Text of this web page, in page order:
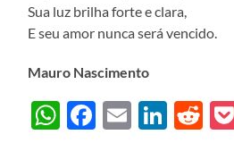
Sua luz brilha forte e clara,
E seu amor nunca será vencido.
Mauro Nascimento
WhatsApp
Facebook
Email